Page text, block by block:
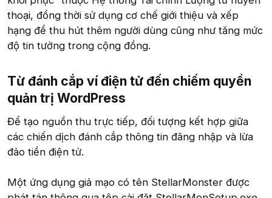
thoại, đồng thời sử dụng cơ chế giới thiệu và xếp
hạng để thu hút thêm người dùng cũng như tăng mức
độ tin tưởng trong cộng đồng.
Từ đánh cắp ví điện tử đến chiếm quyền
quản trị WordPress
Để tạo nguồn thu trực tiếp, đối tượng kết hợp giữa
các chiến dịch đánh cắp thông tin đăng nhập và lừa
đảo tiền điện tử.
Một ứng dụng giả mạo có tên StellarMonster được